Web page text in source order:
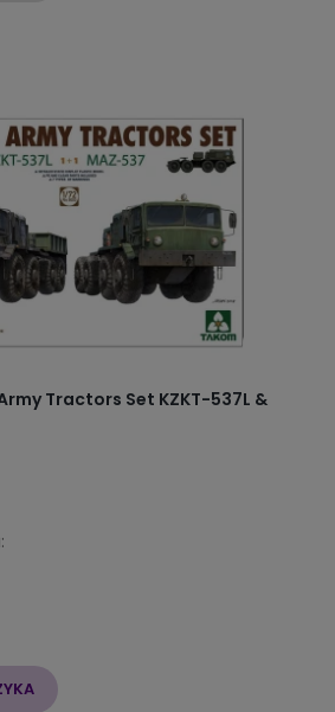
Tractors Set KZKT-537L &